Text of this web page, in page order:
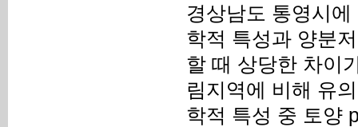
경상남도 통영시
학적 특성과 양분
할 때 상당한 차이
림지역에 비해 유
학적 특성 중 토양